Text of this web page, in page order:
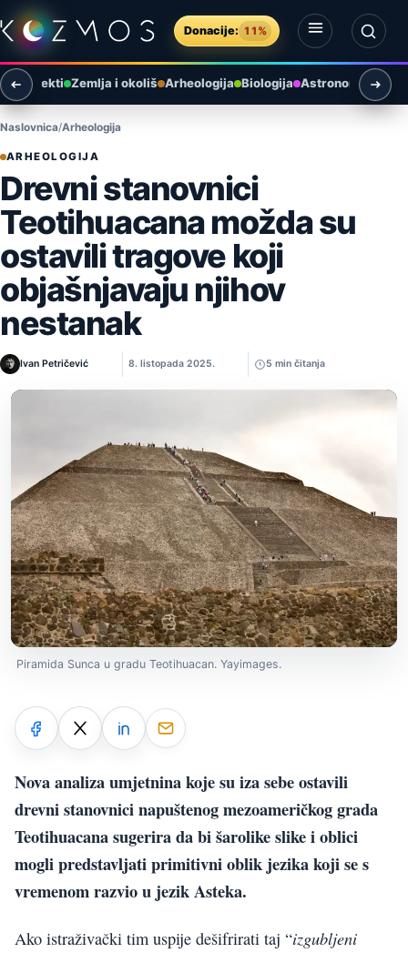
Preskoči na sadržaj
Donacije: 11%
Otvori izbornik
Otvori pretragu
objekti Zemlja i okoliš Arheologija Biologija Astronomija u
Naslovnica Arheologija
ARHEOLOGIJA
Drevni stanovnici
Teotihuacana možda su
ostavili tragove koji
objašnjavaju njihov
nestanak
Ivan Petričević 8. listopada 2025. 5 min čitanja
Piramida Sunca u gradu Teotihuacan. Yayimages.
Nova analiza umjetnina koje su iza sebe ostavili
drevni stanovnici napuštenog mezoameričkog grada
Teotihuacana sugerira da bi šarolike slike i oblici
mogli predstavljati primitivni oblik jezika koji se s
vremenom razvio u jezik Asteka.
Ako istraživački tim uspije dešifrirati taj “izgubljeni